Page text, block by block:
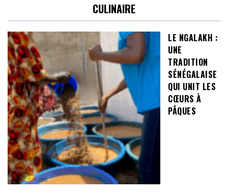
CULINAIRE
LE NGALAKH :
UNE
TRADITION
SÉNÉGALAISE
QUI UNIT LES
CŒURS À
PÂQUES